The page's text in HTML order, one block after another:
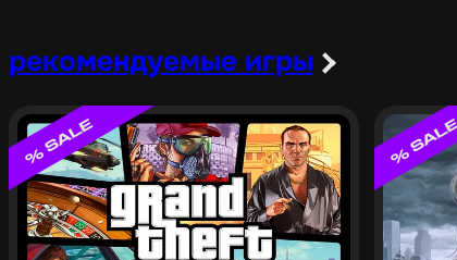
рекомендуемые игры